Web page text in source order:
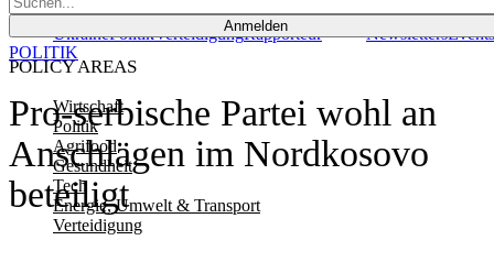
Anmelden
POLICY AREAS
Wirtschaft
Politik
Agrifood
Gesundheit
Tech
Energie, Umwelt & Transport
Verteidigung
UkrainePolitikVerteidigungRapporteur NewslettersEvents
Pro-serbische Partei wohl an
Anschlägen im Nordkosovo
beteiligt
POLITIK